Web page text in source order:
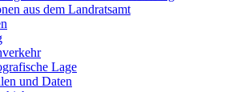
aus dem Landratsamt
Lage
und Daten